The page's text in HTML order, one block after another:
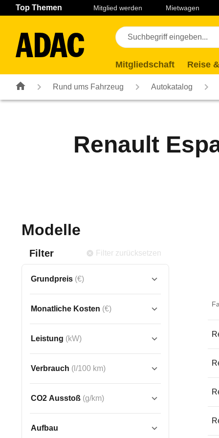
Navigation Seiteninhalt Fußzeile
Top Themen Mitglied werden Mietwagen
Mitgliedschaft Reise
Rund ums Fahrzeug Autokatalog
Renault
Modelle
Filter Filter zurücksetzen
Grundpreis (€)
Monatliche Kosten (€)
Leistung (kW)
Verbrauch (l/100 km)
CO2 Ausstoß (g/km)
Aufbau